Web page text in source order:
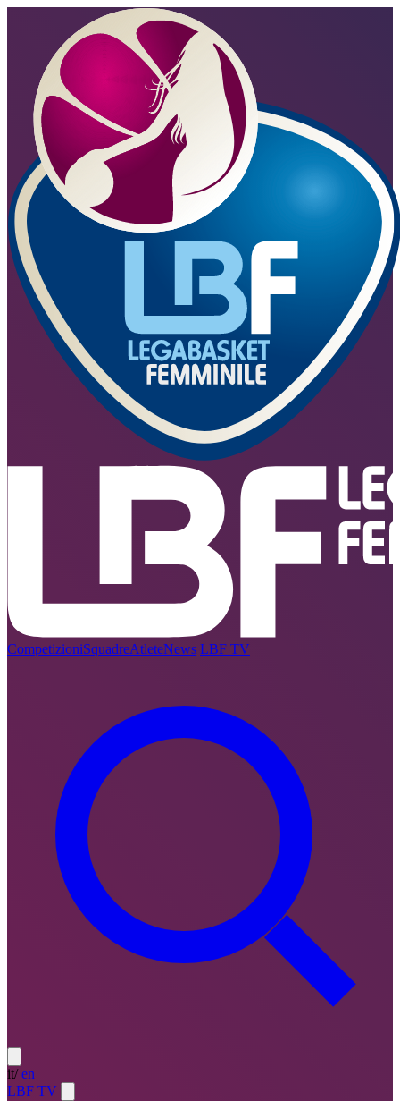
CompetizioniSquadreAtleteNews LBF TV
it/ en
LBF TV